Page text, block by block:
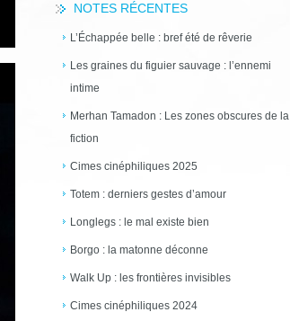
NOTES RÉCENTES
L’Échappée belle : bref été de rêverie
Les graines du figuier sauvage : l’ennemi
intime
Merhan Tamadon : Les zones obscures de la
fiction
Cimes cinéphiliques 2025
Totem : derniers gestes d’amour
Longlegs : le mal existe bien
Borgo : la matonne déconne
Walk Up : les frontières invisibles
Cimes cinéphiliques 2024